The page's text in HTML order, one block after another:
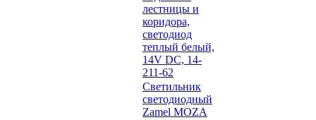
лестницы и
коридора,
светодиод
теплый белый,
14V DC, 14-
211-62
Светильник
светодиодный
Zamel MOZA